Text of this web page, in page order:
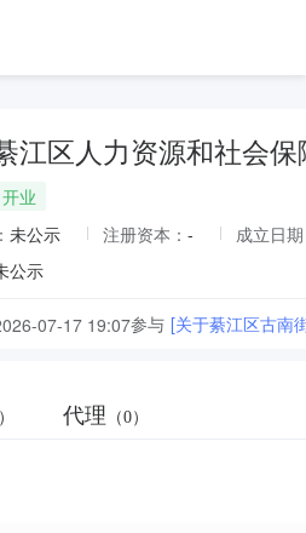
江区人力资源和社会保
开业
未公示 注册资本： -
成立日
公示
07-17 19:07参与 [关于綦江区古南
代理 （0）